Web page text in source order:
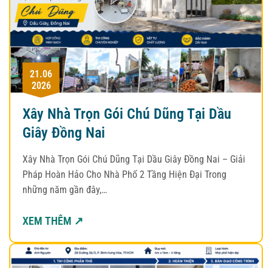
21.06
2026
Xây Nhà Trọn Gói Chú Dũng Tại Dầu
Giây Đồng Nai
Xây Nhà Trọn Gói Chú Dũng Tại Dầu Giây Đồng Nai – Giải
Pháp Hoàn Hảo Cho Nhà Phố 2 Tầng Hiện Đại Trong
những năm gần đây,…
XEM THÊM ↗